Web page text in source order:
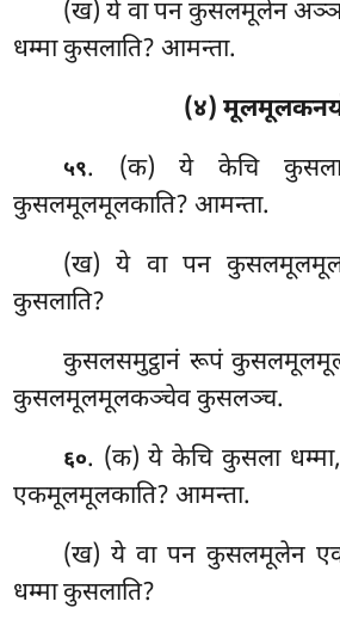
(ख) ये वा पन कुसलमूलेन
धम्मा कुसलाति? आमन्ता.
(४)
५९. (क) ये केचि
कुसलमूलमूलकाति? आमन्ता.
(ख) ये वा पन
कुसलाति?
कुसलसमुट्ठानं रूपं
कुसलमूलमूलकञ्चेव कुसलञ्च.
६०. (क) ये केचि कुसला
एकमूलमूलकाति? आमन्ता.
(ख) ये वा पन कुसलमूलेन
धम्मा कुसलाति?